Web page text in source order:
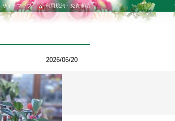
利用規約・免責事項
サイトマップ
2026/06/20